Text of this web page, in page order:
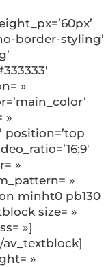
border-styling’
»
»
position=’top
»
»
minht0 pb130
size= »
»]
»